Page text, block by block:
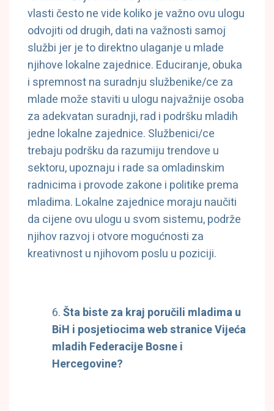
vlasti često ne vide koliko je važno ovu ulogu
odvojiti od drugih, dati na važnosti samoj
službi jer je to direktno ulaganje u mlade
njihove lokalne zajednice. Educiranje, obuka
i spremnost na suradnju službenike/ce za
mlade može staviti u ulogu najvažnije osoba
za adekvatan suradnji, rad i podršku mladih
jedne lokalne zajednice. Službenici/ce
trebaju podršku da razumiju trendove u
sektoru, upoznaju i rade sa omladinskim
radnicima i provode zakone i politike prema
mladima. Lokalne zajednice moraju naučiti
da cijene ovu ulogu u svom sistemu, podrže
njihov razvoj i otvore mogućnosti za
kreativnost u njihovom poslu u poziciji.
Šta biste za kraj poručili mladima u
BiH i posjetiocima web stranice Vijeća
mladih Federacije Bosne i
Hercegovine?